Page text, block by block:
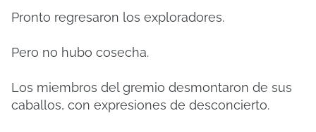
Pronto regresaron los exploradores.
Pero no hubo cosecha.
Los miembros del gremio desmontaron de sus
caballos, con expresiones de desconcierto.